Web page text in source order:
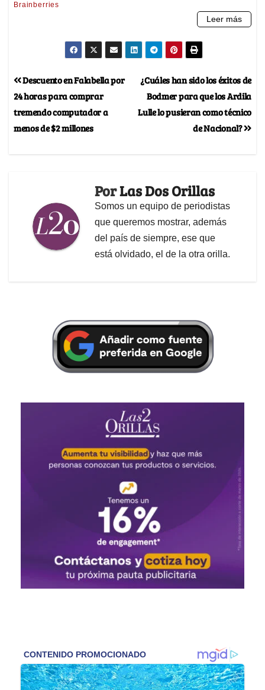
¿Cuáles han sido los éxitos de
Bodmer para que los Ardila
Lulle lo pusieran como técnico
de Nacional?
Descuento en Falabella por
24 horas para comprar
tremendo computador a
menos de $2 millones
PorLas Dos Orillas
Somos un equipo de periodistas
que queremos mostrar, además
del país de siempre, ese que
está olvidado, el de la otra orilla.